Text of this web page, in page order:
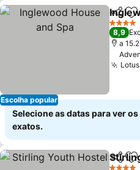
Escolha popular
4 Estrelas
8,9
a
Selecione as datas para ver
exatos.